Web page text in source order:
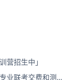
营招生中」
业联考交费和测试